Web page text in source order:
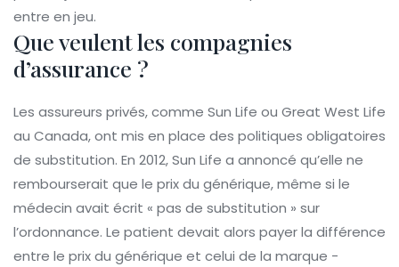
entre en jeu.
Que veulent les compagnies
d’assurance ?
Les assureurs privés, comme Sun Life ou Great West Life
au Canada, ont mis en place des politiques obligatoires
de substitution. En 2012, Sun Life a annoncé qu’elle ne
rembourserait que le prix du générique, même si le
médecin avait écrit « pas de substitution » sur
l’ordonnance. Le patient devait alors payer la différence
entre le prix du générique et celui de la marque -